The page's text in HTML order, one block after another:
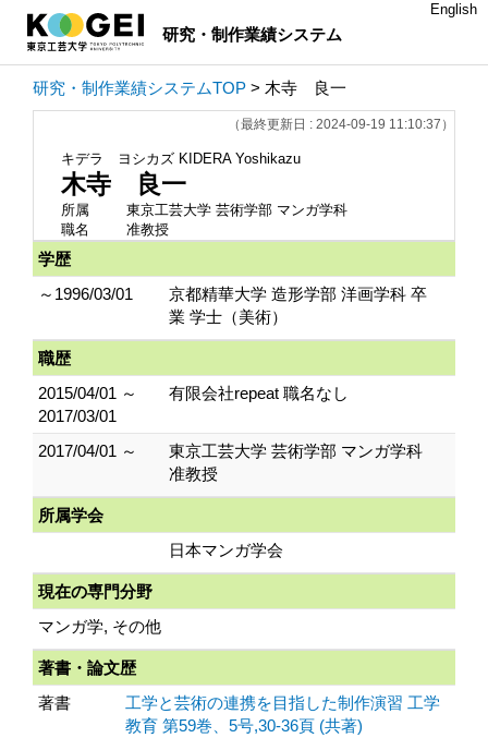
研究・制作業績システム
English
研究・制作業績システムTOP > 木寺 良一
（最終更新日 : 2024-09-19 11:10:37）
キデラ ヨシカズ KIDERA Yoshikazu
木寺 良一
所属
東京工芸大学 芸術学部 マンガ学科
職名
准教授
学歴
～1996/03/01
京都精華大学 造形学部 洋画学科 卒
業 学士（美術）
職歴
2015/04/01 ～
2017/03/01
有限会社repeat 職名なし
2017/04/01 ～
東京工芸大学 芸術学部 マンガ学科
准教授
所属学会
日本マンガ学会
現在の専門分野
マンガ学, その他
著書・論文歴
著書
工学と芸術の連携を目指した制作演習 工学
教育 第59巻、5号,30-36頁 (共著)